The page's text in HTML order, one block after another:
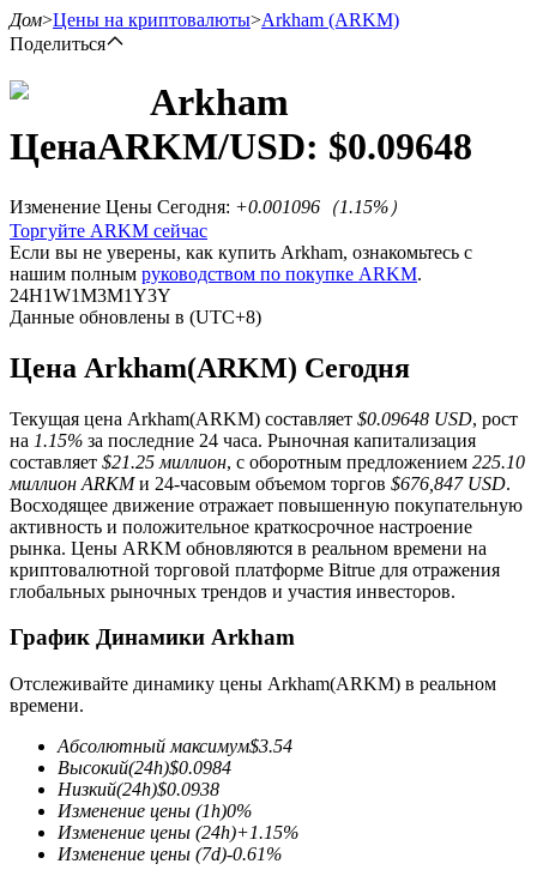
Фьючерсы
USDT-фьючерсы
Фьючерсы с использованием USDT в качестве
обеспечения
Фьючерсы на COIN-M
TradFi
Деривативы на акции, форекс, драгоценные металлы и
Дом>Цены на криптовалюты>Arkham (ARKM)
Поделиться
Arkham
ЦенаARKM/USD: $0.09648
Изменение Цены Сегодня: +0.001096 （1.15%）
Торгуйте ARKM сейчас
Если вы не уверены, как купить Arkham, ознакомьтесь с
нашим полным руководством по покупке ARKM.
24H1W1M3M1Y3Y
Данные обновлены в (UTC+8)
Цена Arkham(ARKM) Сегодня
Текущая цена Arkham(ARKM) составляет $0.09648 USD, рост
на 1.15% за последние 24 часа. Рыночная капитализация
составляет $21.25 миллион, с оборотным предложением 225.10
миллион ARKMи 24-часовым объемом торгов $676,847 USD.
Восходящее движение отражает повышенную покупательную
активность и положительное краткосрочное настроение
рынка. Цены ARKM обновляются в реальном времени на
криптовалютной торговой платформе Bitrue для отражения
глобальных рыночных трендов и участия инвесторов.
График Динамики Arkham
Отслеживайте динамику цены Arkham(ARKM) в реальном
времени.
Абсолютный максимум$3.54
Высокий(24h)$0.0984
Низкий(24h)$0.0938
Изменение цены (1h)0%
Изменение цены (24h)+1.15%
Изменение цены (7d)-0.61%